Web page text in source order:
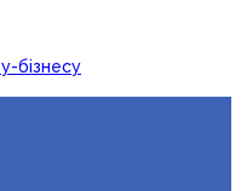
бізнесу